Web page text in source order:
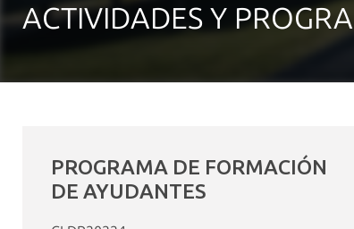
ACTIVIDADES Y
PROGRAMA DE FORMACIÓN
DE AYUDANTES